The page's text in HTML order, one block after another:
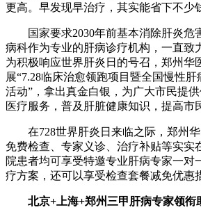
更高。早发现早治疗，其实能省下不少
国家要求2030年前基本消除肝炎危
病科作为专业的肝病诊疗机构，一直致
为积极响应世界肝炎日的号召，郑州华
展“7.28临床治愈领跑项目暨全国慢性
活动”，拿出真金白银，为广大市民提
医疗服务，普及肝脏健康知识，提高市
在728世界肝炎日来临之际，郑州华
免费检查、专家义诊、治疗补贴等实实
院患者均可享受特邀专业肝病专家一对
疗方案，还可以享受检查套餐减免优惠
北京+上海+郑州三甲肝病专家领衔